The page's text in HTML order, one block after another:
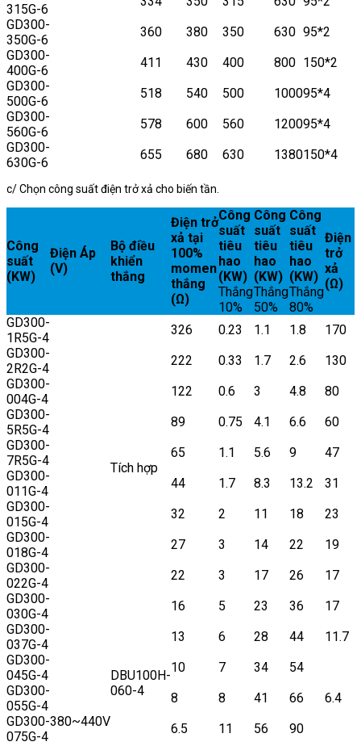
315G-6
GD300-
350G-6
360 380 350 630 95*2
GD300-
400G-6
411 430 400 800 150*2
GD300-
500G-6
518 540 500 100095*4
GD300-
560G-6
578 600 560 120095*4
GD300-
630G-6
655 680 630 1380150*4
c/ Chọn công suất điện trở xả cho biến tần.
Công
suất
(KW)
Điện Áp
(V)
Bộ điều
khiển
thắng
Điện trở
xả tại
100%
momen
thắng
(Ω)
Công
suất
tiêu
hao
(KW)
Công
suất
tiêu
hao
(KW)
Công
suất
tiêu
hao
(KW)
Điện
trở
xả
(Ω)
Thắng
10%
Thắng
50%
Thắng
80%
GD300-
1R5G-4
380~440V
Tích hợp
326 0.23 1.1 1.8
170
GD300-
2R2G-4
222 0.33 1.7 2.6
130
GD300-
004G-4
122 0.6 3 4.8
80
GD300-
5R5G-4
89 0.75 4.1 6.6
60
GD300-
7R5G-4
65 1.1 5.6 9
47
GD300-
011G-4
44 1.7 8.3 13.2
31
GD300-
015G-4
32 2 11 18
23
GD300-
018G-4
27 3 14 22
19
GD300-
022G-4
22 3 17 26
17
GD300-
030G-4
16 5 23 36
17
GD300-
037G-4
DBU100H-
060-4
13 6 28 44
11.7
GD300-
045G-4
10 7 34
54
6.4
GD300-
055G-4
8 8 41
66
GD300-
075G-4
6.5 11 56
90